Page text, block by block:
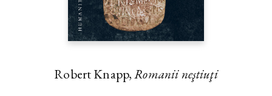
Robert Knapp,Romanii neştiuţi